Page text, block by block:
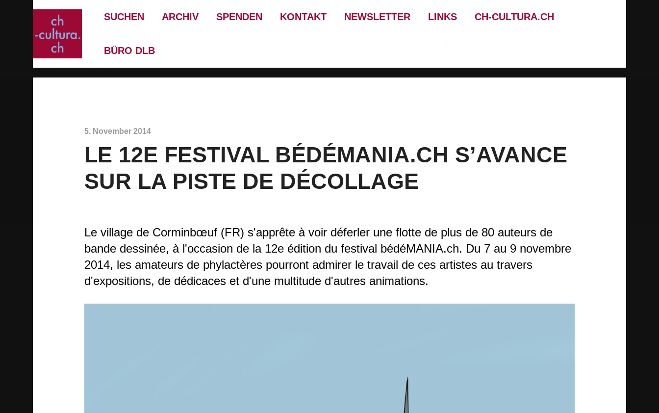
SUCHEN ARCHIV SPENDEN KONTAKT NEWSLETTER LINKS CH-CULTURA.CH
BÜRO DLB
5. November 2014
LE 12E FESTIVAL BÉDÉMANIA.CH S’AVANCE
SUR LA PISTE DE DÉCOLLAGE
Le village de Corminbœuf (FR) s'apprête à voir déferler une flotte de plus de 80 auteurs de
bande dessinée, à l'occasion de la 12e édition du festival bédéMANIA.ch. Du 7 au 9 novembre
2014, les amateurs de phylactères pourront admirer le travail de ces artistes au travers
d'expositions, de dédicaces et d'une multitude d'autres animations.